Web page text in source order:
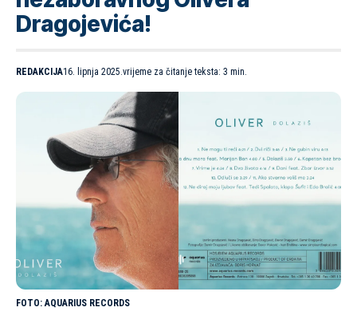
Dragojevića!
REDAKCIJA16. lipnja 2025.vrijeme za čitanje teksta: 3 min.
AQUARIUS RECORDS